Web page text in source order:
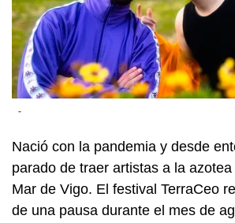
-
Nació con la pandemia y desde
parado de traer artistas a la
Mar de Vigo. El festival TerraCeo
de una pausa durante el mes de